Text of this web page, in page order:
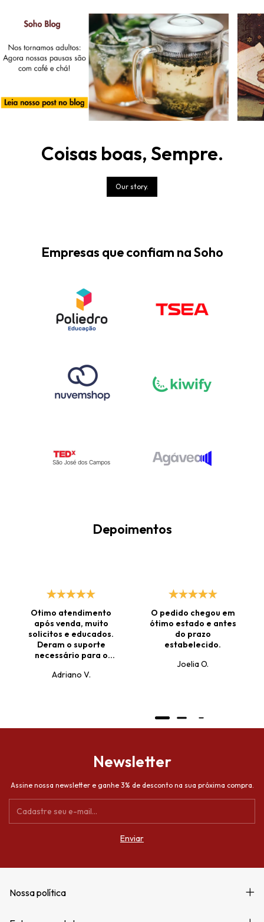
Coisas boas, Sempre.
Our story.
Empresas que confiam na Soho
Depoimentos
Otimo atendimento
após venda, muito
solicitos e educados.
Deram o suporte
necessário para o
Adriano V.
O pedido chegou em
ótimo estado e antes
do prazo
estabelecido.
Joelia O.
Newsletter
Assine nossa newsletter e ganhe 3% de desconto na sua próxima compra.
Nossa política